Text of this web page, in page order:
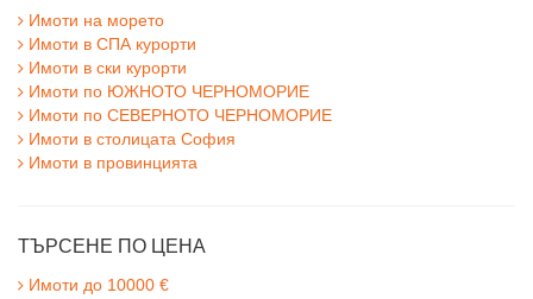
Имоти на морето
Имоти в СПА курорти
Имоти в ски курорти
Имоти по ЮЖНОТО ЧЕРНОМОРИЕ
Имоти по СЕВЕРНОТО ЧЕРНОМОРИЕ
Имоти в столицата София
Имоти в провинцията
ТЪРСЕНЕ ПО ЦЕНА
Имоти до 10000 €